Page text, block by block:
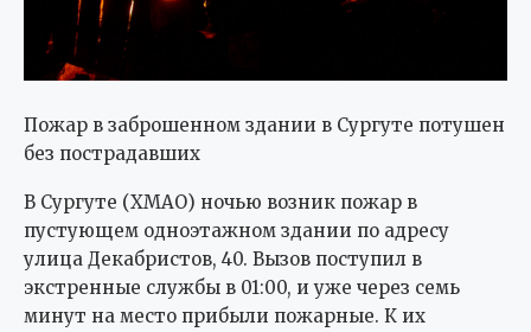
Пожар в заброшенном здании в Сургуте потушен
без пострадавших
В Сургуте (ХМАО) ночью возник пожар в
пустующем одноэтажном здании по адресу
улица Декабристов, 40. Вызов поступил в
экстренные службы в 01:00, и уже через семь
минут на место прибыли пожарные. К их